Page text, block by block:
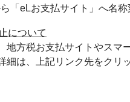
eLお支払サイト」へ名称
について
地方税お支払サイトやスマ
は、上記リンク先をクリ